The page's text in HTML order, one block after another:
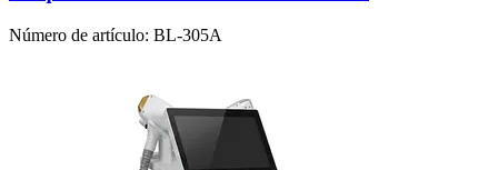
Número de artículo: BL-305A